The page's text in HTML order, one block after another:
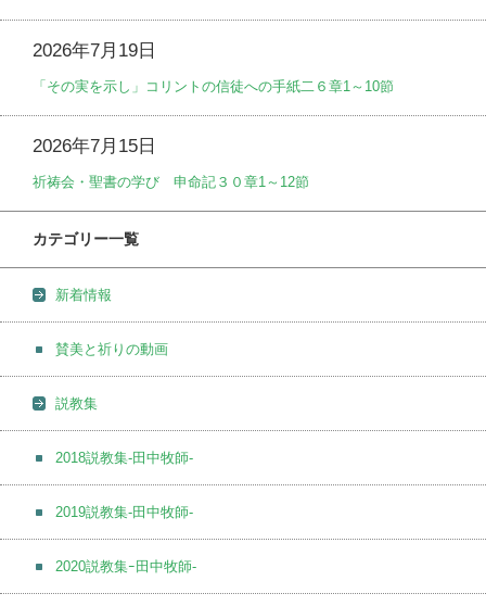
2026年7月19日
「その実を示し」コリントの信徒への手紙二６章1～10節
2026年7月15日
祈祷会・聖書の学び 申命記３０章1～12節
カテゴリー一覧
新着情報
賛美と祈りの動画
説教集
2018説教集-田中牧師-
2019説教集-田中牧師-
2020説教集ｰ田中牧師-